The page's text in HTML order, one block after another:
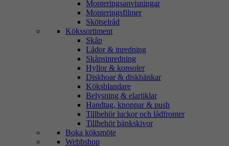
Monteringsanvisningar
Monteringsfilmer
Skötselråd
Kökssortiment
Skåp
Lådor & inredning
Skåpsinredning
Hyllor & konsoler
Diskhoar & diskbänkar
Köksblandare
Belysning & elartiklar
Handtag, knoppar & push
Tillbehör luckor och lådfronter
Tillbehör bänkskivor
Boka köksmöte
Webbshop